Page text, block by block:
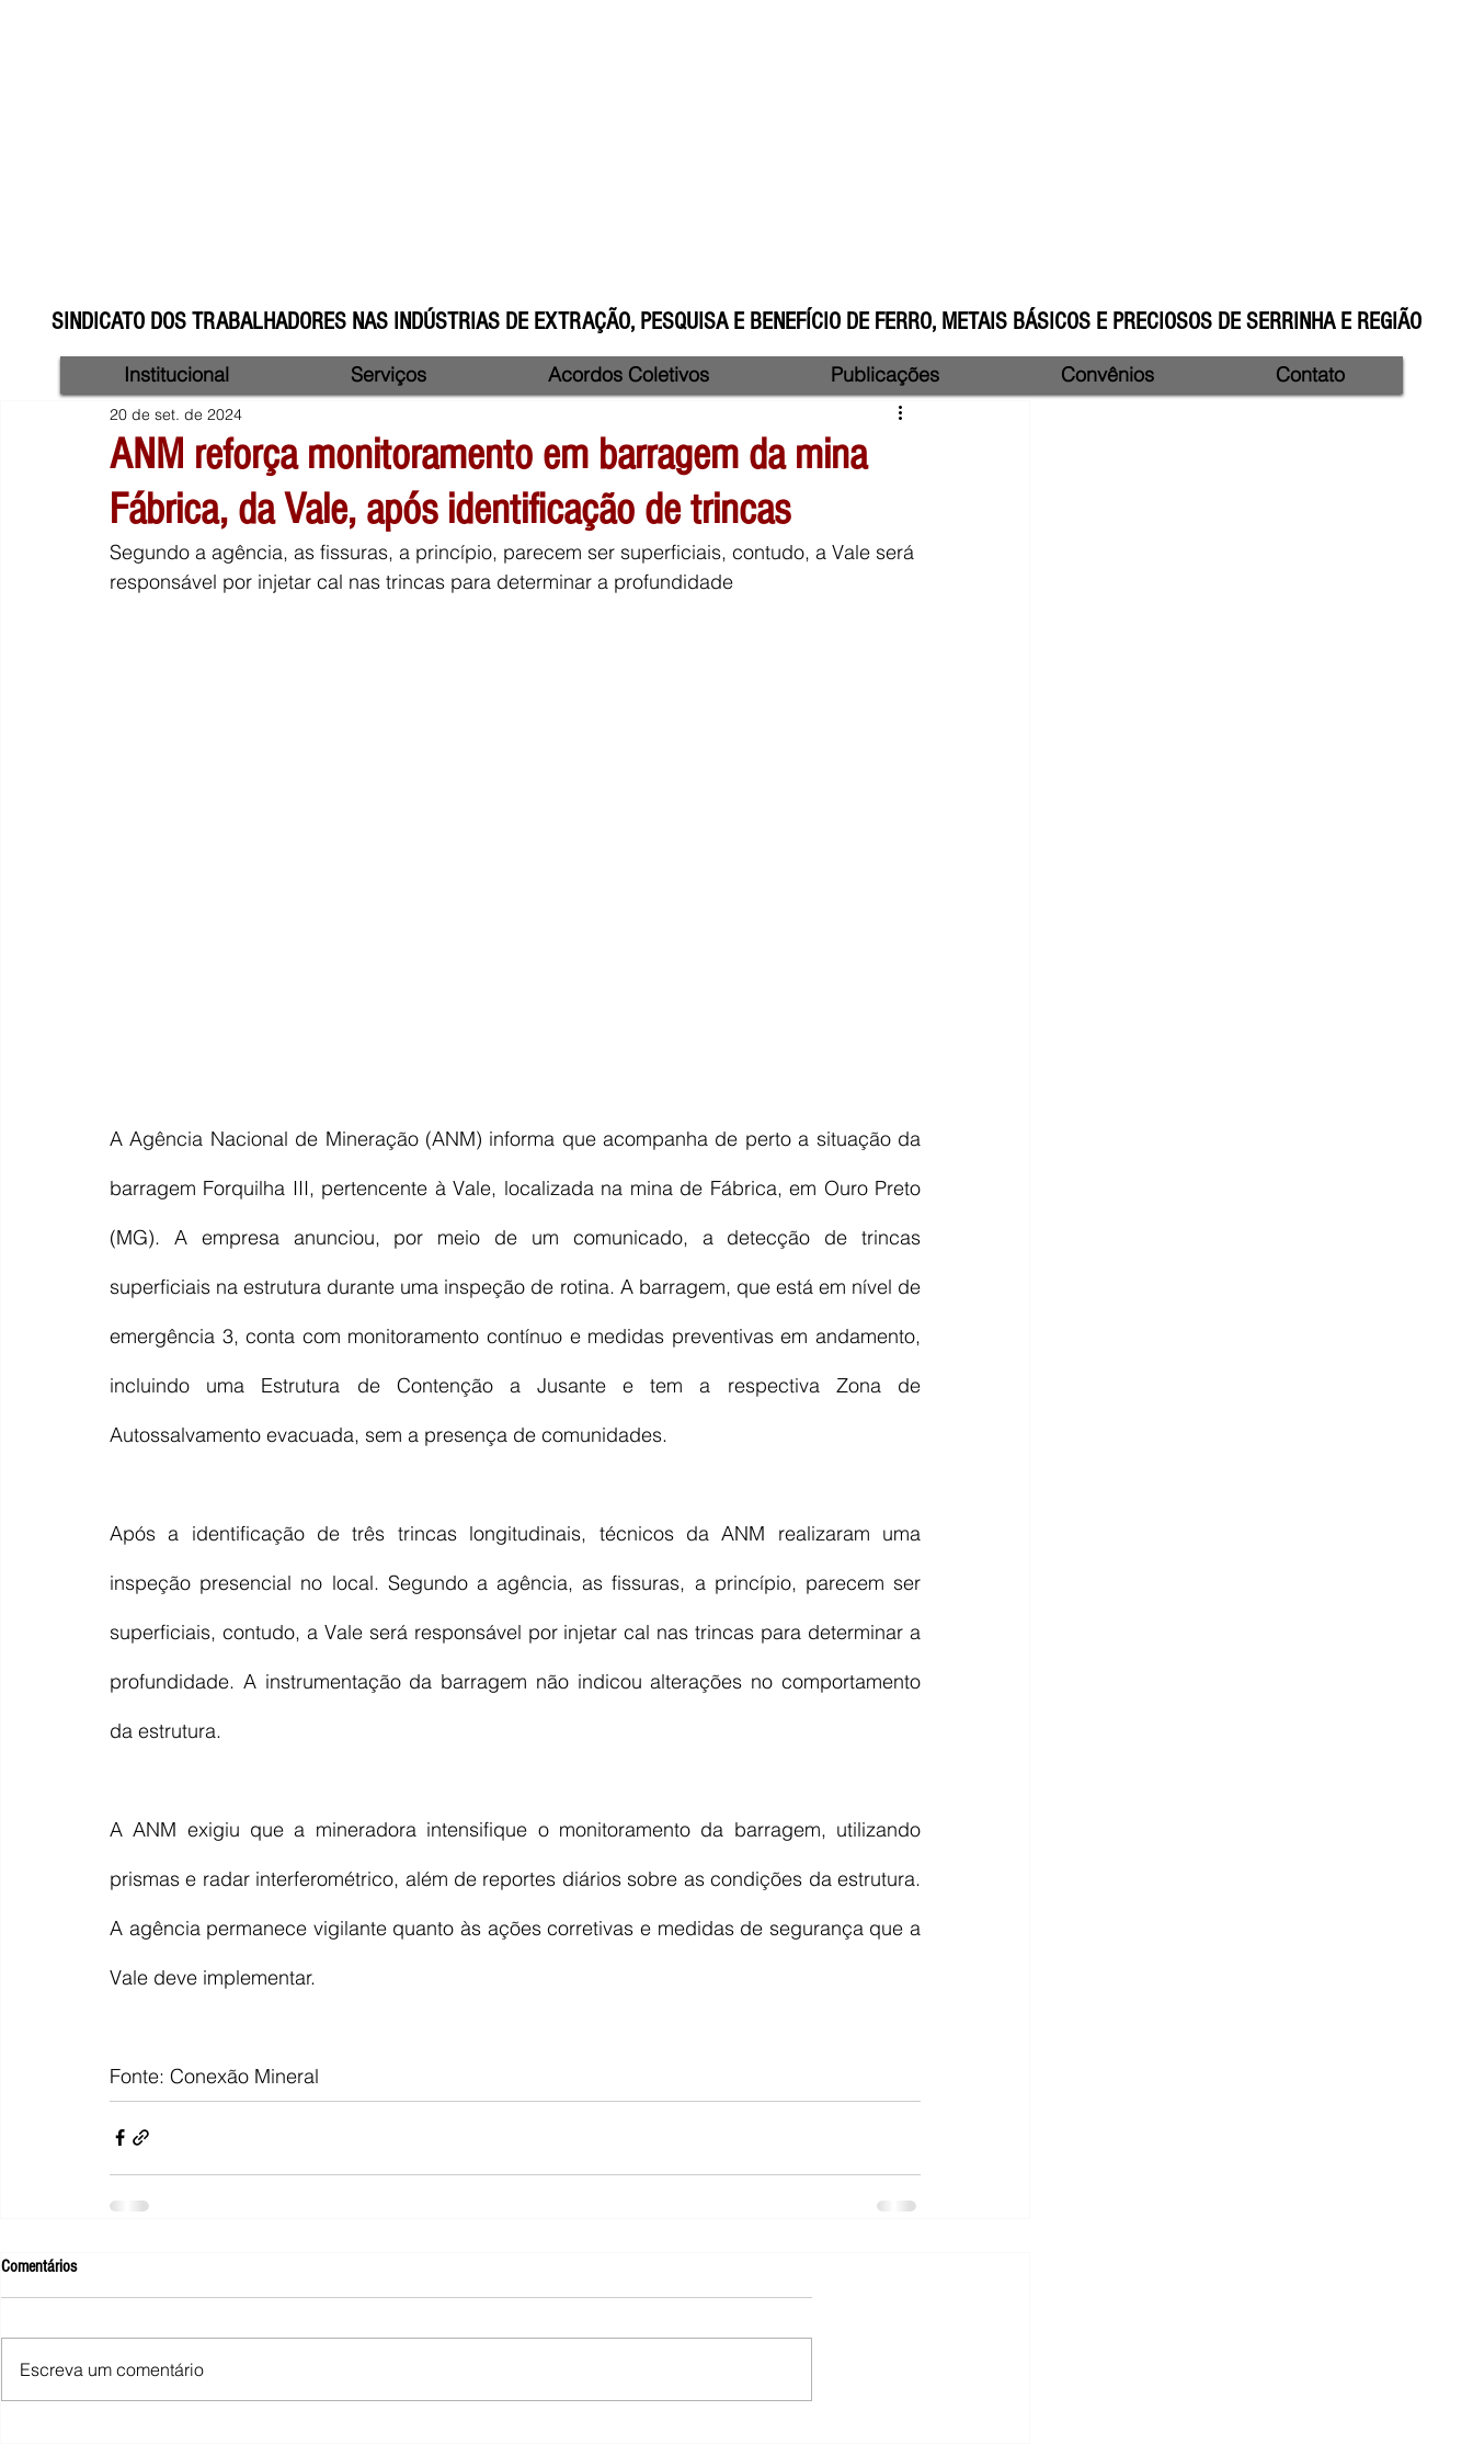
SINDICATO DOS TRABALHADORES NAS INDÚSTRIAS DE EXTRAÇÃO, PESQUISA E BENEFÍCIO DE FERRO, METAIS BÁSICOS E PRECIOSOS DE SERRINHA E REGIÃO
ANM reforça monitoramento em barragem da mina
Fábrica, da Vale, após identificação de trincas
20 de set. de 2024
Segundo a agência, as fissuras, a princípio, parecem ser superficiais, contudo, a Vale será
responsável por injetar cal nas trincas para determinar a profundidade
A Agência Nacional de Mineração (ANM) informa que acompanha de perto a situação da
barragem Forquilha III, pertencente à Vale, localizada na mina de Fábrica, em Ouro Preto
(MG). A empresa anunciou, por meio de um comunicado, a detecção de trincas
superficiais na estrutura durante uma inspeção de rotina. A barragem, que está em nível de
emergência 3, conta com monitoramento contínuo e medidas preventivas em andamento,
incluindo uma Estrutura de Contenção a Jusante e tem a respectiva Zona de
Autossalvamento evacuada, sem a presença de comunidades.
Após a identificação de três trincas longitudinais, técnicos da ANM realizaram uma
inspeção presencial no local. Segundo a agência, as fissuras, a princípio, parecem ser
superficiais, contudo, a Vale será responsável por injetar cal nas trincas para determinar a
profundidade. A instrumentação da barragem não indicou alterações no comportamento
da estrutura.
A ANM exigiu que a mineradora intensifique o monitoramento da barragem, utilizando
prismas e radar interferométrico, além de reportes diários sobre as condições da estrutura.
A agência permanece vigilante quanto às ações corretivas e medidas de segurança que a
Vale deve implementar.
Fonte: Conexão Mineral
Comentários
Escreva um comentário
Institucional Serviços Acordos Coletivos Publicações Convênios Contato